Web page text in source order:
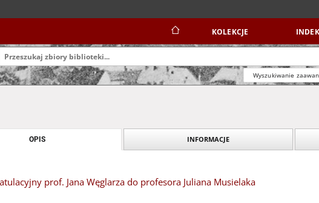
KOLEKCJE
Wyszukiwanie
OPIS INFORMACJE
prof. Jana Węglarza do profesora Juliana Musielaka